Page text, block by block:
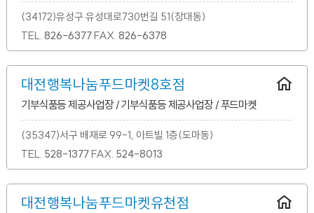
(34172)유성구 유성대로730번길 51(장대동)
TEL. 826-6377 FAX. 826-6378
대전행복나눔푸드마켓8호점
기부식품등 제공사업장 / 기부식품등 제공사업장 / 푸드마켓
(35347)서구 배재로 99-1, 아트빌 1층(도마동)
TEL. 528-1377 FAX. 524-8013
대전행복나눔푸드마켓유천점